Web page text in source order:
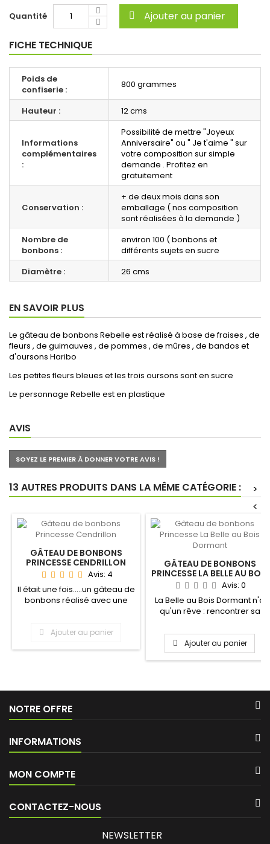
Quantité Ajouter au panier
FICHE TECHNIQUE
Poids de
confiserie :
800 grammes
Hauteur : 12 cms
Informations
complémentaires
:
Possibilité de mettre "Joyeux
Anniversaire" ou " Je t'aime " sur
votre composition sur simple
demande . Profitez en
gratuitement
Conservation :
+ de deux mois dans son
emballage ( nos composition
sont réalisées à la demande )
Nombre de
bonbons :
environ 100 ( bonbons et
différents sujets en sucre
Diamètre :
26 cms
EN SAVOIR PLUS
Le gâteau de bonbons Rebelle est réalisé à base de fraises , de
fleurs , de guimauves , de pommes , de mûres , de bandos et
d'oursons Haribo
Les petites fleurs bleues et les trois oursons sont en sucre
Le personnage Rebelle est en plastique
AVIS
SOYEZ LE PREMIER À DONNER VOTRE AVIS !
13 AUTRES PRODUITS DANS LA MÊME CATÉGORIE :
>
<
GÂTEAU DE BONBONS
PRINCESSE CENDRILLON
Avis: 4
Il était une fois.....un gâteau de
bonbons réalisé avec une
Ajouter au panier
GÂTEAU DE BONBONS
PRINCESSE LA BELLE AU BOIS
DORMANT
Avis: 0
La Belle au Bois Dormant n'a
qu'un rêve : rencontrer sa
Ajouter au panier
NOTRE OFFRE
INFORMATIONS
MON COMPTE
CONTACTEZ-NOUS
NEWSLETTER